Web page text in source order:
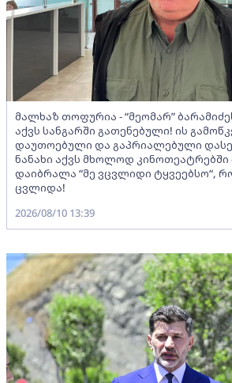
მალხაზ თოფურია - “მეომარ”
აქვს სანგარში გათენებული! ის
დაუთოებული და გაპრიალებული
ნანახი აქვს მხოლოდ კინოთეატრებში
დაიბრალა “მე ვცვლიდი ტყვეებსო“,
ცვლიდა!
2026/08/10 13:39